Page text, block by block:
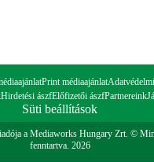
Print médiaajánlat
Hirdetési ászfElőfizetői ászfPartnereink
Süti beállítások
a Mediaworks Hungary Zrt. ©
fenntartva. 2026